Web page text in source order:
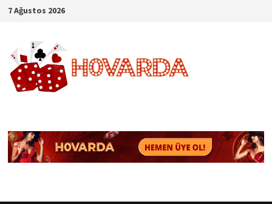
İçeriğe
7 Ağustos 2026